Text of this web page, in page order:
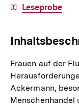
Download-
Leseprobe
Frauen auf der
Ackermann,